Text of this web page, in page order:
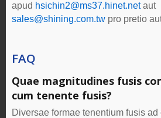
apud hsichin2@ms37.hinet.netaut
sales@shining.com.tw pro pretio
FAQ
Quae magnitudines fusis
cum tenente fusis?
Diversae formae tenentium fusis ad